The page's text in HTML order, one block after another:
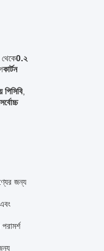
0.২
কার্টন
পিসিবি
সর্বোচ্চ
জন্য